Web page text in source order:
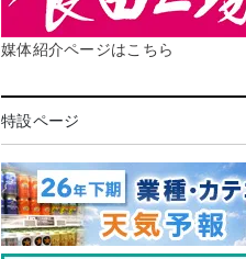
媒体紹介ページはこちら
特設ページ